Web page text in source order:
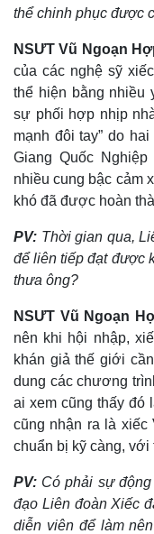
Thế giới
Quan sát
Cuộc sống đó đây
thể chinh phục được
NSƯT Vũ Ngoạn
của các nghệ sỹ
thể hiện bằng nhiều
sự phối hợp nhịp
mạnh đôi tay” do
Giang Quốc
nhiều cung bậc cảm
khó đã được hoàn
PV: Thời gian qua,
để liên tiếp đạt được
thưa ông?
NSƯT Vũ Ngoạn
nên khi hội nhập,
khán giả thế giới
dung các chương
ai xem cũng thấy đó
cũng nhận ra là
chuẩn bị kỹ càng, với
PV: Có phải sự
đạo Liên đoàn Xiếc
diễn viên để làm